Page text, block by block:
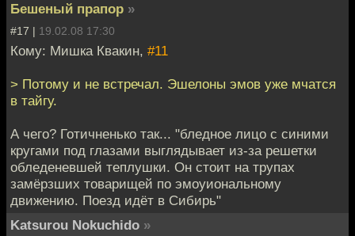
Бешеный прапор »
#17 | 19.02.08 17:30
Кому: Мишка Квакин, #11
> Потому и не встречал. Эшелоны эмов уже мчатся
в тайгу.
А чего? Готичненько так... "бледное лицо с синими
кругами под глазами выглядывает из-за решетки
обледеневшей теплушки. Он стоит на трупах
замёрзших товарищей по эмоуиональному
движению. Поезд идёт в Сибирь"
Katsurou Nokuchido »